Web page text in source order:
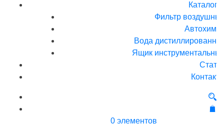
Каталог
Фильтр
Вода
Ящик
0 элементов